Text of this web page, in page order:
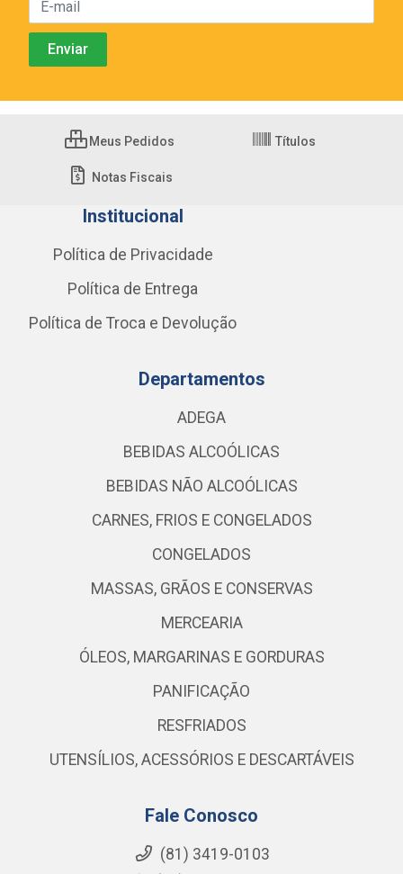
Meus Pedidos Títulos
Notas Fiscais
Institucional
Política de Privacidade
Política de Entrega
Política de Troca e Devolução
Departamentos
ADEGA
BEBIDAS ALCOÓLICAS
BEBIDAS NÃO ALCOÓLICAS
CARNES, FRIOS E CONGELADOS
CONGELADOS
MASSAS, GRÃOS E CONSERVAS
MERCEARIA
ÓLEOS, MARGARINAS E GORDURAS
PANIFICAÇÃO
RESFRIADOS
UTENSÍLIOS, ACESSÓRIOS E DESCARTÁVEIS
Fale Conosco
(81) 3419-0103